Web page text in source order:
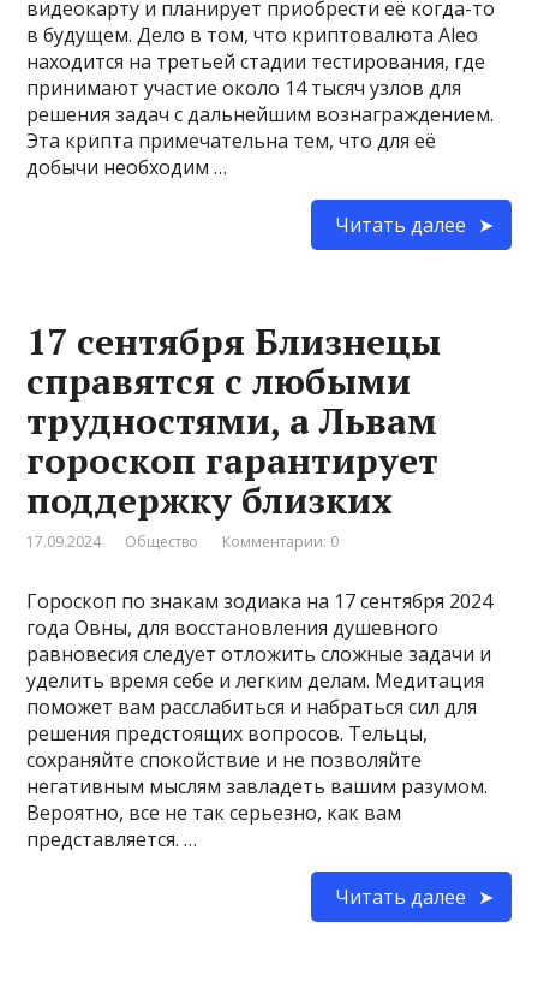
видеокарту и планирует приобрести её когда-то
в будущем. Дело в том, что криптовалюта Aleo
находится на третьей стадии тестирования, где
принимают участие около 14 тысяч узлов для
решения задач с дальнейшим вознаграждением.
Эта крипта примечательна тем, что для её
добычи необходим …
Читать далее
17 сентября Близнецы
справятся с любыми
трудностями, а Львам
гороскоп гарантирует
поддержку близких
17.09.2024 Общество Комментарии: 0
Гороскоп по знакам зодиака на 17 сентября 2024
года Овны, для восстановления душевного
равновесия следует отложить сложные задачи и
уделить время себе и легким делам. Медитация
поможет вам расслабиться и набраться сил для
решения предстоящих вопросов. Тельцы,
сохраняйте спокойствие и не позволяйте
негативным мыслям завладеть вашим разумом.
Вероятно, все не так серьезно, как вам
представляется. …
Читать далее